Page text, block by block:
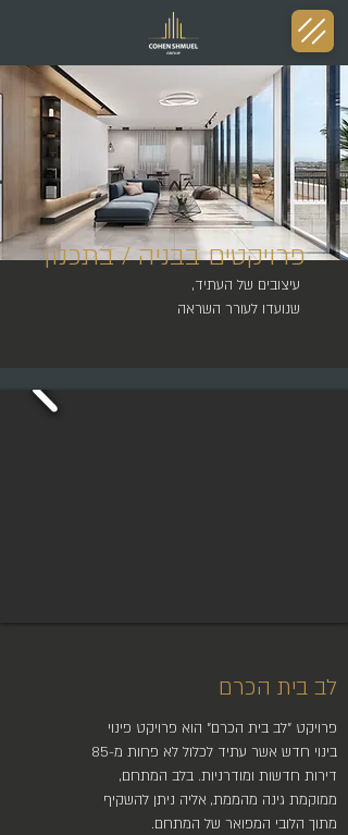
עיצובים של העתיד,
שנועדו לעורר השראה
פרויקטים בבניה / בתכנון
לב בית הכרם
פרויקט "לב בית הכרם" הוא פרויקט פינוי
בינוי חדש אשר עתיד לכלול לא פחות מ-85
דירות חדשות ומודרניות. בלב המתחם,
ממוקמת גינה מהממת, אליה ניתן להשקיף
מתוך הלובי המפואר של המתחם.